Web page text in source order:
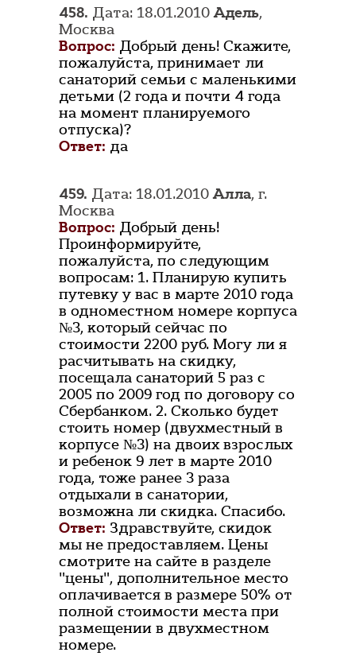
458. Дата: 18.01.2010Адель,
Москва
Вопрос: Добрый день! Скажите,
пожалуйста, принимает ли
санаторий семьи с маленькими
детьми (2 года и почти 4 года
на момент планируемого
отпуска)?
Ответ: да
459. Дата: 18.01.2010Алла, г.
Москва
Вопрос: Добрый день!
Проинформируйте,
пожалуйста, по следующим
вопросам: 1. Планирую купить
путевку у вас в марте 2010 года
в одноместном номере корпуса
№3, который сейчас по
стоимости 2200 руб. Могу ли я
расчитывать на скидку,
посещала санаторий 5 раз с
2005 по 2009 год по договору со
Сбербанком. 2. Сколько будет
стоить номер (двухместный в
корпусе №3) на двоих взрослых
и ребенок 9 лет в марте 2010
года, тоже ранее 3 раза
отдыхали в санатории,
возможна ли скидка. Спасибо.
Ответ: Здравствуйте, скидок
мы не предоставляем. Цены
смотрите на сайте в разделе
"цены", дополнительное место
оплачивается в размере 50% от
полной стоимости места при
размещении в двухместном
номере.